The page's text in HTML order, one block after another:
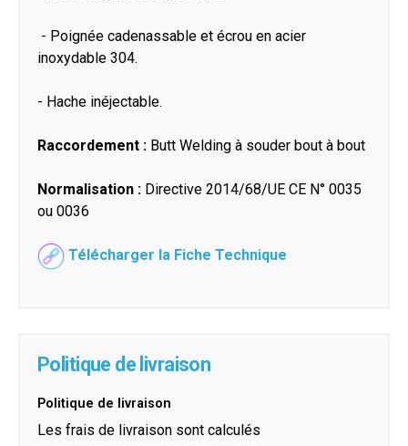
- Poignée cadenassable et écrou en acier
inoxydable 304.
- Hache inéjectable.
Raccordement : Butt Welding à souder bout à bout
Normalisation : Directive 2014/68/UE CE N° 0035
ou 0036
Télécharger la Fiche Technique
Politique de livraison
Politique de livraison
Les frais de livraison sont calculés